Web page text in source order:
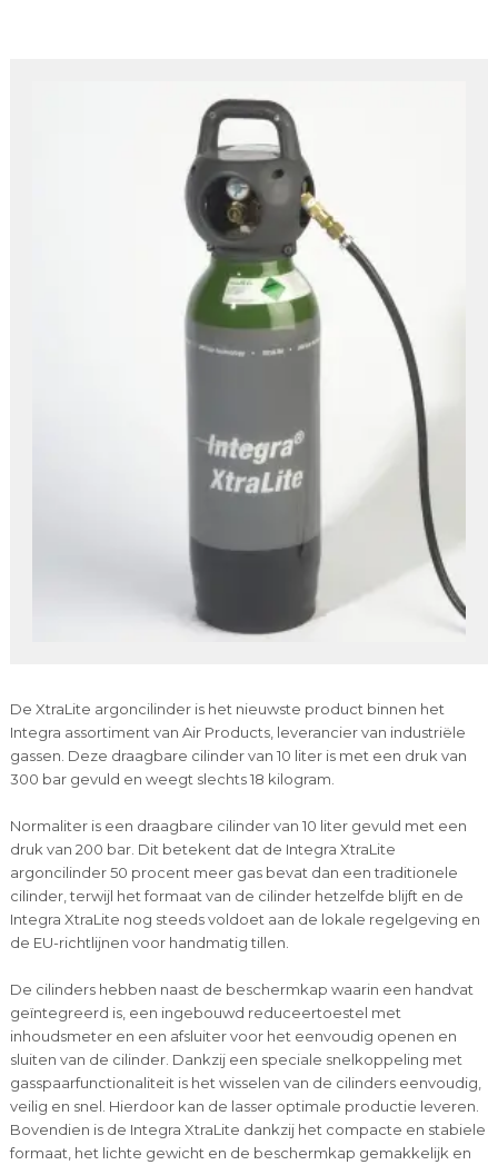
De XtraLite argoncilinder is het nieuwste product binnen het
Integra assortiment van Air Products, leverancier van industriële
gassen. Deze draagbare cilinder van 10 liter is met een druk van
300 bar gevuld en weegt slechts 18 kilogram.
Normaliter is een draagbare cilinder van 10 liter gevuld met een
druk van 200 bar. Dit betekent dat de Integra XtraLite
argoncilinder 50 procent meer gas bevat dan een traditionele
cilinder, terwijl het formaat van de cilinder hetzelfde blijft en de
Integra XtraLite nog steeds voldoet aan de lokale regelgeving en
de EU-richtlijnen voor handmatig tillen.
De cilinders hebben naast de beschermkap waarin een handvat
geïntegreerd is, een ingebouwd reduceertoestel met
inhoudsmeter en een afsluiter voor het eenvoudig openen en
sluiten van de cilinder. Dankzij een speciale snelkoppeling met
gasspaarfunctionaliteit is het wisselen van de cilinders eenvoudig,
veilig en snel. Hierdoor kan de lasser optimale productie leveren.
Bovendien is de Integra XtraLite dankzij het compacte en stabiele
formaat, het lichte gewicht en de beschermkap gemakkelijk en